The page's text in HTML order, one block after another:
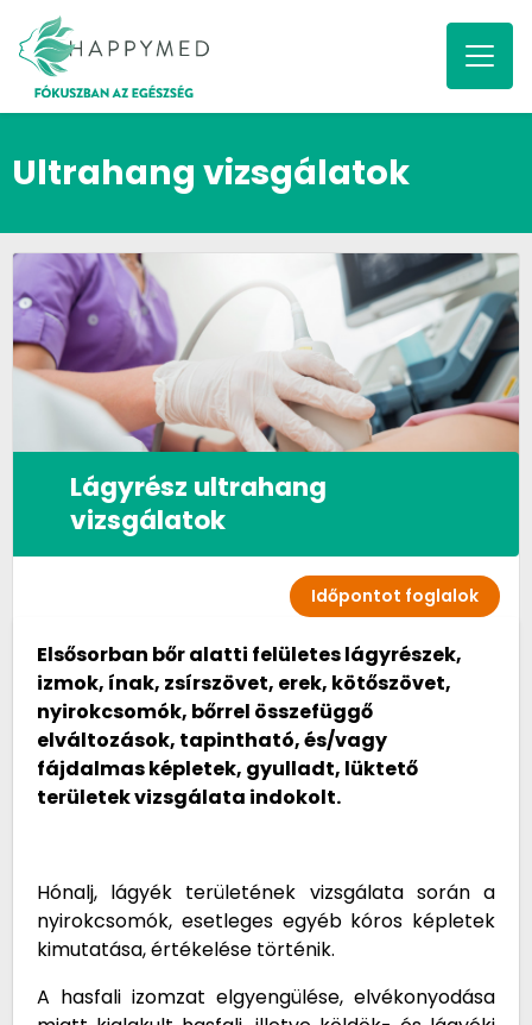
Ultrahang vizsgálatok
Lágyrész ultrahang
vizsgálatok
Időpontot foglalok
Elsősorban bőr alatti felületes lágyrészek,
izmok, ínak, zsírszövet, erek, kötőszövet,
nyirokcsomók, bőrrel összefüggő
elváltozások, tapintható, és/vagy
fájdalmas képletek, gyulladt, lüktető
területek vizsgálata indokolt.
Hónalj, lágyék területének vizsgálata során a
nyirokcsomók, esetleges egyéb kóros képletek
kimutatása, értékelése történik.
A hasfali izomzat elgyengülése, elvékonyodása